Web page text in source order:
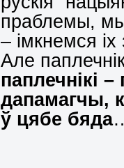
праблемы,
– імкнемся
Але
паплечнікі
дапамагчы,
ў цябе бяда